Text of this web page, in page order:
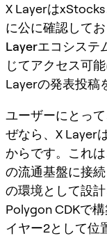
X Layerは
に公に確認して
Layerエコシステ
じてアクセス可
Layerの発表投稿
ユーザーにとっ
ぜなら、X Layer
からです。これ
の流通基盤に接
の環境として設
Polygon CDKで
イヤー2として位